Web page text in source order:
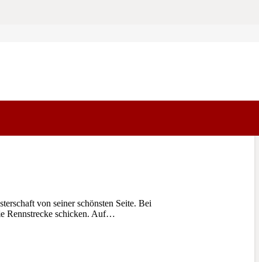
von seiner schönsten Seite. Bei
Rennstrecke schicken. Auf…